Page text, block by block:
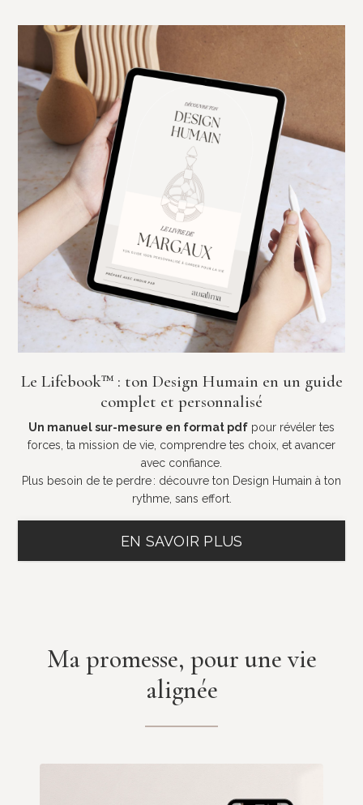
Le Lifebook™ : ton Design Humain en un guide
complet et personnalisé
Un manuel sur-mesure en format pdf pour révéler tes
forces, ta mission de vie, comprendre tes choix, et avancer
avec confiance.
Plus besoin de te perdre : découvre ton Design Humain à ton
rythme, sans effort.
EN SAVOIR PLUS
Ma promesse, pour une vie
alignée